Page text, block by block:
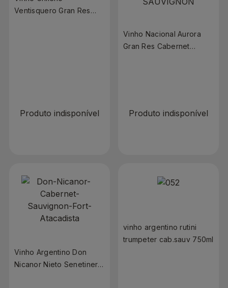
Ventisquero Gran Res
Produto indisponível
Vinho Nacional Aurora
Gran Res Cabernet
Produto indisponível
Vinho Argentino Don
Nicanor Nieto Senetiner
vinho argentino rutini
trumpeter cab.sauv 750ml